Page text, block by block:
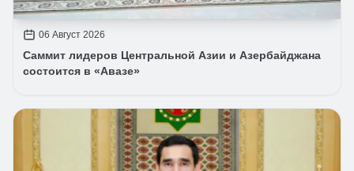
06 Август 2026
Саммит лидеров Центральной Азии и Азербайджана
состоится в «Авазе»